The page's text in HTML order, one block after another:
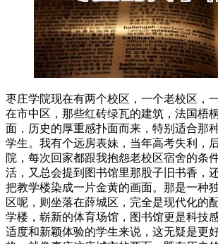
枣庄学院现在有两个校区，一个老校区，
在市中区，那些红砖绿瓦的建筑，法国梧
面，历史的厚重感扑面而来，特别适合那
学生。我有个远房表妹，当年高考失利，
院，每次回家都跟我抱怨老校区宿舍的条
活，又总会提到图书馆里那股子旧书香，
把教学楼染成一片金黄的画面。那是一种
区呢，则坐落在薛城区，完全是现代化的
学楼，崭新的体育场馆，图书馆更是科技
适度和新颖体验的学生来说，这无疑是更